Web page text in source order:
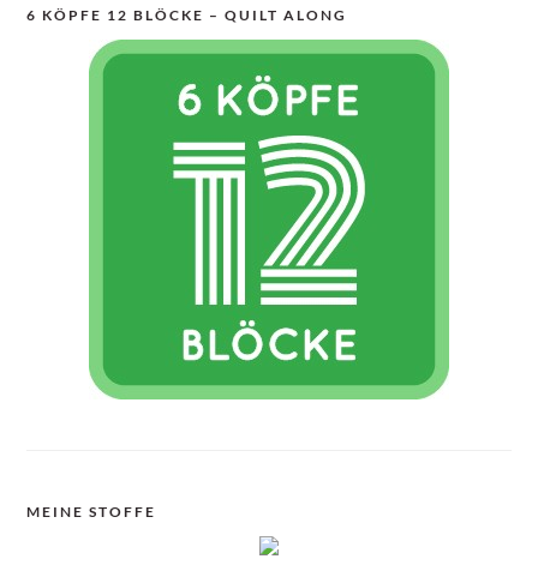
6 KÖPFE 12 BLÖCKE – QUILT ALONG
MEINE STOFFE